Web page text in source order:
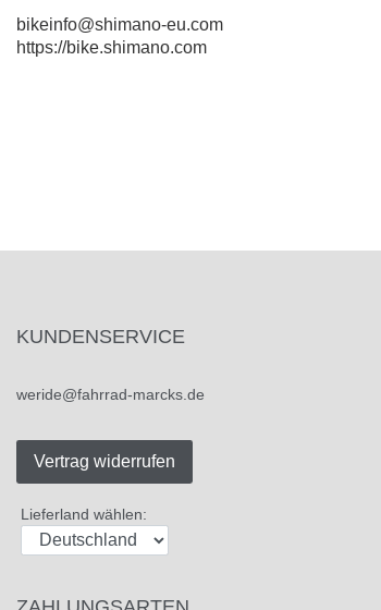
bikeinfo@shimano-eu.com
https://bike.shimano.com
KUNDENSERVICE
weride@fahrrad-marcks.de
Vertrag widerrufen
Lieferland wählen: